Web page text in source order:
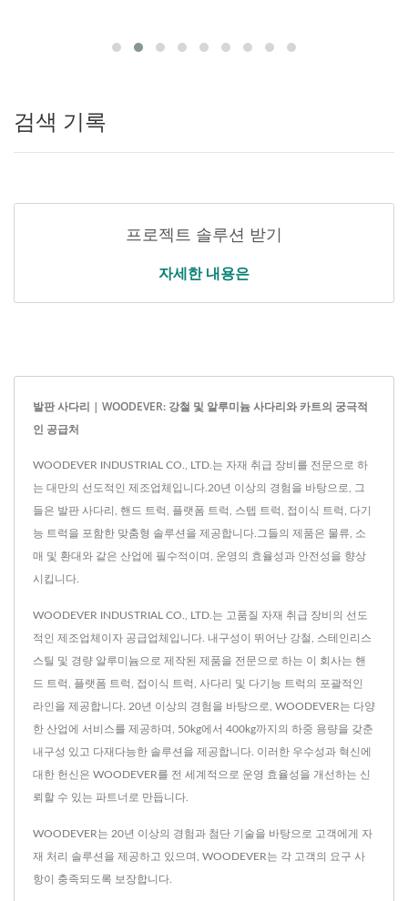
검색 기록
프로젝트 솔루션 받기
자세한 내용은
발판 사다리 | WOODEVER: 강철 및 알루미늄 사다리와 카트의 궁극적
인 공급처
WOODEVER INDUSTRIAL CO., LTD.는 자재 취급 장비를 전문으로 하
는 대만의 선도적인 제조업체입니다.20년 이상의 경험을 바탕으로, 그
들은 발판 사다리, 핸드 트럭, 플랫폼 트럭, 스텝 트럭, 접이식 트럭, 다기
능 트럭을 포함한 맞춤형 솔루션을 제공합니다.그들의 제품은 물류, 소
매 및 환대와 같은 산업에 필수적이며, 운영의 효율성과 안전성을 향상
시킵니다.
WOODEVER INDUSTRIAL CO., LTD.는 고품질 자재 취급 장비의 선도
적인 제조업체이자 공급업체입니다. 내구성이 뛰어난 강철, 스테인리스
스틸 및 경량 알루미늄으로 제작된 제품을 전문으로 하는 이 회사는 핸
드 트럭, 플랫폼 트럭, 접이식 트럭, 사다리 및 다기능 트럭의 포괄적인
라인을 제공합니다. 20년 이상의 경험을 바탕으로, WOODEVER는 다양
한 산업에 서비스를 제공하며, 50kg에서 400kg까지의 하중 용량을 갖춘
내구성 있고 다재다능한 솔루션을 제공합니다. 이러한 우수성과 혁신에
대한 헌신은 WOODEVER를 전 세계적으로 운영 효율성을 개선하는 신
뢰할 수 있는 파트너로 만듭니다.
WOODEVER는 20년 이상의 경험과 첨단 기술을 바탕으로 고객에게 자
재 처리 솔루션을 제공하고 있으며, WOODEVER는 각 고객의 요구 사
항이 충족되도록 보장합니다.